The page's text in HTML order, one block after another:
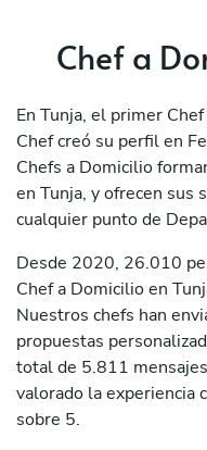
Chef a
En Tunja, el primer
Chef creó su perfil en
Chefs a Domicilio
en Tunja, y ofrecen sus
cualquier punto de
Desde 2020, 26.010
Chef a Domicilio en
Nuestros chefs han
propuestas
total de 5.811
valorado la experiencia
sobre 5.